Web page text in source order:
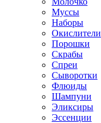
Муссы
Наборы
Окислители
Порошки
Скрабы
Спреи
Сыворотки
Флюиды
Шампуни
Эликсиры
Эссенции